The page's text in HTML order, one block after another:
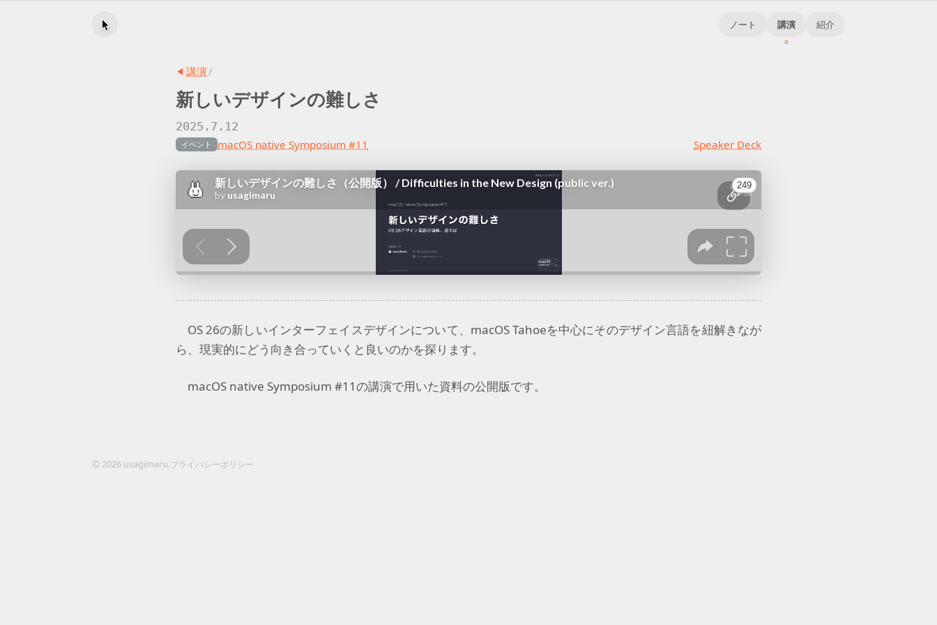
ノート 講演 紹介
講演/
新しいデザインの難しさ
2025.7.12
イベント macOS native Symposium #11 Speaker Deck
OS26の新しいインターフェイスデザインについて、 macOSTahoeを中心にそのデザイン言語を紐解きなが
ら、現実的にどう向き合っていくと良いのかを探ります。
macOS native Symposium #11の講演で用いた資料の公開版です。
© 2026 usagimaru.プライバシーポリシー